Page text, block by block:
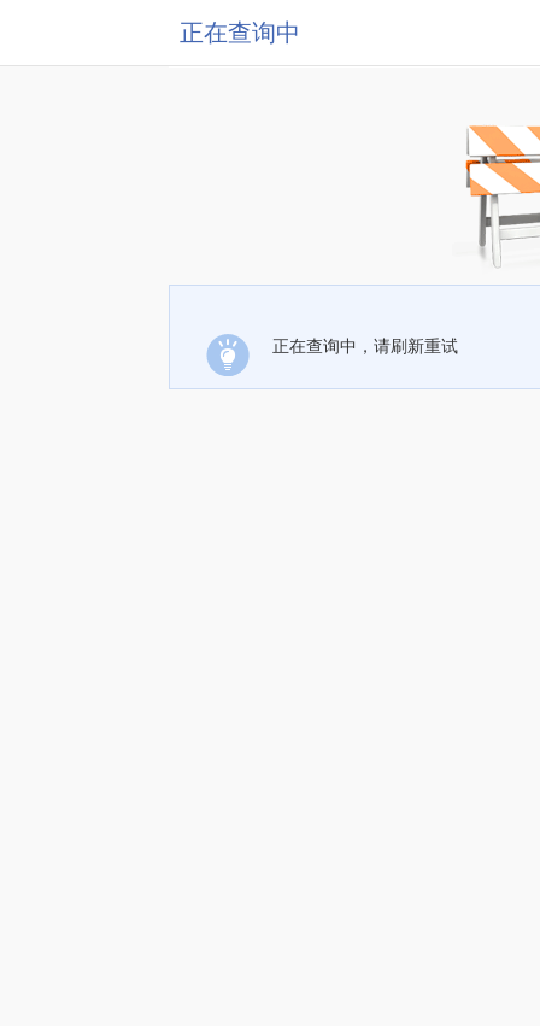
正在查询中
正在查询中，请刷新重试